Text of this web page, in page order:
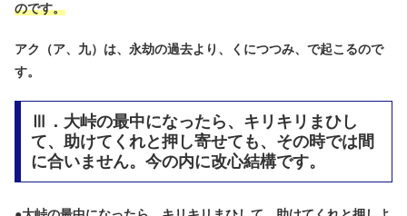
のです。
アク（ア、九）は、永劫の過去より、くにつつみ、で起こるので
す。
Ⅲ．大峠の最中になったら、キリキリまひし
て、助けてくれと押し寄せても、その時では間
に合いません。今の内に改心結構です。